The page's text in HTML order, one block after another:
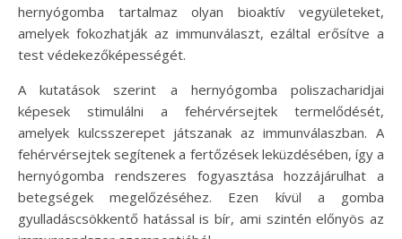
hernyógomba tartalmaz olyan bioaktív vegyületeket,
amelyek fokozhatják az immunválaszt, ezáltal erősítve a
test védekezőképességét.
A kutatások szerint a hernyógomba poliszacharidjai
képesek stimulálni a fehérvérsejtek termelődését,
amelyek kulcsszerepet játszanak az immunválaszban. A
fehérvérsejtek segítenek a fertőzések leküzdésében, így a
hernyógomba rendszeres fogyasztása hozzájárulhat a
betegségek megelőzéséhez. Ezen kívül a gomba
gyulladáscsökkentő hatással is bír, ami szintén előnyös az